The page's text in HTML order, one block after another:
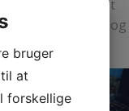
til at få et
God fornøjelse – og
bruger
at
forskellige